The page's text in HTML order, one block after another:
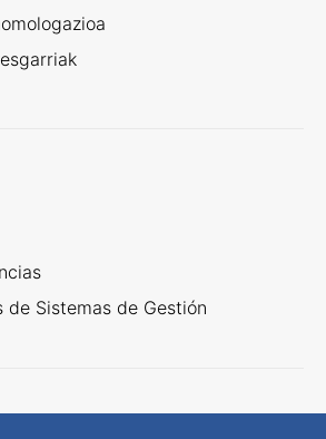
Sistemas de Gestión